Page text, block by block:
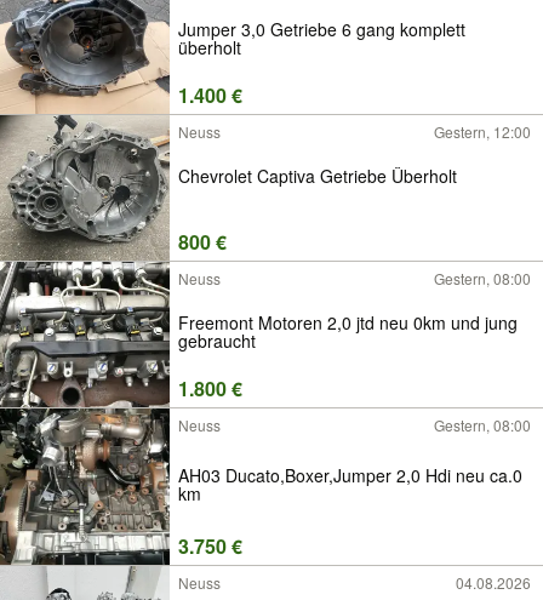
Jumper 3,0 Getriebe 6 gang komplett
überholt
1.400 €
Neuss Gestern, 12:00
Chevrolet Captiva Getriebe Überholt
800 €
Neuss Gestern, 08:00
Freemont Motoren 2,0 jtd neu 0km und jung
gebraucht
1.800 €
Neuss Gestern, 08:00
AH03 Ducato,Boxer,Jumper 2,0 Hdi neu ca.0
km
3.750 €
Neuss 04.08.2026